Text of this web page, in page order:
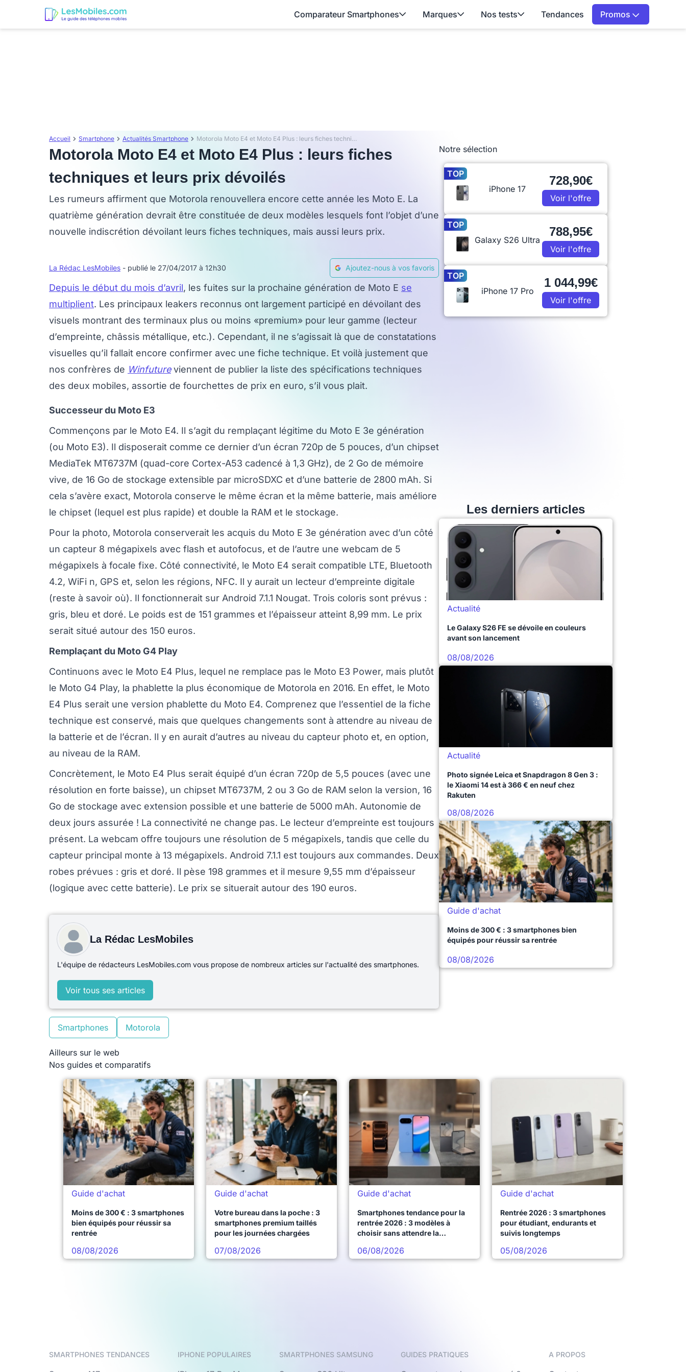
Comparateur Smartphones Marques Nos tests Tendances Promos
Accueil Smartphone Actualités Smartphone Motorola Moto E4 et Moto E4 Plus : leurs fiches techniques et leurs prix dévoilés
Motorola Moto E4 et Moto E4 Plus : leurs fiches
techniques et leurs prix dévoilés
Les rumeurs affirment que Motorola renouvellera encore cette année les Moto E. La
quatrième génération devrait être constituée de deux modèles lesquels font l’objet d’une
nouvelle indiscrétion dévoilant leurs fiches techniques, mais aussi leurs prix.
La Rédac LesMobiles - publié le 27/04/2017 à 12h30 Ajoutez-nous à vos favoris
Depuis le début du mois d’avril, les fuites sur la prochaine génération de Moto E se
multiplient. Les principaux leakers reconnus ont largement participé en dévoilant des
visuels montrant des terminaux plus ou moins «premium» pour leur gamme (lecteur
d’empreinte, châssis métallique, etc.). Cependant, il ne s’agissait là que de constatations
visuelles qu’il fallait encore confirmer avec une fiche technique. Et voilà justement que
nos confrères de Winfutureviennent de publier la liste des spécifications techniques
des deux mobiles, assortie de fourchettes de prix en euro, s’il vous plait.
Successeur du Moto E3
Commençons par le Moto E4. Il s’agit du remplaçant légitime du Moto E 3e génération
(ou Moto E3). Il disposerait comme ce dernier d’un écran 720p de 5 pouces, d’un chipset
MediaTek MT6737M (quad-core Cortex-A53 cadencé à 1,3 GHz), de 2 Go de mémoire
vive, de 16 Go de stockage extensible par microSDXC et d’une batterie de 2800 mAh. Si
cela s’avère exact, Motorola conserve le même écran et la même batterie, mais améliore
le chipset (lequel est plus rapide) et double la RAM et le stockage.
Pour la photo, Motorola conserverait les acquis du Moto E 3e génération avec d’un côté
un capteur 8 mégapixels avec flash et autofocus, et de l’autre une webcam de 5
mégapixels à focale fixe. Côté connectivité, le Moto E4 serait compatible LTE, Bluetooth
4.2, WiFi n, GPS et, selon les régions, NFC. Il y aurait un lecteur d’empreinte digitale
(reste à savoir où). Il fonctionnerait sur Android 7.1.1 Nougat. Trois coloris sont prévus :
gris, bleu et doré. Le poids est de 151 grammes et l’épaisseur atteint 8,99 mm. Le prix
serait situé autour des 150 euros.
Remplaçant du Moto G4 Play
Continuons avec le Moto E4 Plus, lequel ne remplace pas le Moto E3 Power, mais plutôt
le Moto G4 Play, la phablette la plus économique de Motorola en 2016. En effet, le Moto
E4 Plus serait une version phablette du Moto E4. Comprenez que l’essentiel de la fiche
technique est conservé, mais que quelques changements sont à attendre au niveau de
la batterie et de l’écran. Il y en aurait d’autres au niveau du capteur photo et, en option,
au niveau de la RAM.
Concrètement, le Moto E4 Plus serait équipé d’un écran 720p de 5,5 pouces (avec une
résolution en forte baisse), un chipset MT6737M, 2 ou 3 Go de RAM selon la version, 16
Go de stockage avec extension possible et une batterie de 5000 mAh. Autonomie de
deux jours assurée ! La connectivité ne change pas. Le lecteur d’empreinte est toujours
présent. La webcam offre toujours une résolution de 5 mégapixels, tandis que celle du
capteur principal monte à 13 mégapixels. Android 7.1.1 est toujours aux commandes. Deux
robes prévues : gris et doré. Il pèse 198 grammes et il mesure 9,55 mm d’épaisseur
(logique avec cette batterie). Le prix se situerait autour des 190 euros.
La Rédac LesMobiles
L'équipe de rédacteurs LesMobiles.com vous propose de nombreux articles sur l'actualité des smartphones.
Voir tous ses articles
Smartphones Motorola
Ailleurs sur le web
Notre sélection
TOP
iPhone 17
728,90€
Voir l'offre
TOP
Galaxy S26 Ultra
788,95€
Voir l'offre
TOP
iPhone 17 Pro
1 044,99€
Voir l'offre
Les derniers articles
Actualité
Le Galaxy S26 FE se dévoile en couleurs
avant son lancement
08/08/2026
Actualité
Photo signée Leica et Snapdragon 8 Gen 3 :
le Xiaomi 14 est à 366 € en neuf chez
Rakuten
08/08/2026
Guide d'achat
Moins de 300 € : 3 smartphones bien
équipés pour réussir sa rentrée
08/08/2026
Nos guides et comparatifs
Guide d'achat
Moins de 300 € : 3 smartphones
bien équipés pour réussir sa
rentrée
08/08/2026
Guide d'achat
Votre bureau dans la poche : 3
smartphones premium taillés
pour les journées chargées
07/08/2026
Guide d'achat
Smartphones tendance pour la
rentrée 2026 : 3 modèles à
choisir sans attendre la
06/08/2026
Guide d'achat
Rentrée 2026 : 3 smartphones
pour étudiant, endurants et
suivis longtemps
05/08/2026
SMARTPHONES TENDANCES IPHONE POPULAIRES SMARTPHONES SAMSUNG GUIDES PRATIQUES A PROPOS